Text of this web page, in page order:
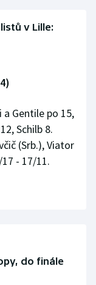
v Lille:
a Gentile po 15,
Schilb 8.
(Srb.), Viator
- 17/11.
do finále